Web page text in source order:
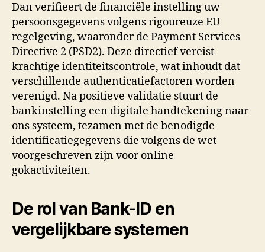
Dan verifieert de financiële instelling uw
persoonsgegevens volgens rigoureuze EU
regelgeving, waaronder de Payment Services
Directive 2 (PSD2). Deze directief vereist
krachtige identiteitscontrole, wat inhoudt dat
verschillende authenticatiefactoren worden
verenigd. Na positieve validatie stuurt de
bankinstelling een digitale handtekening naar
ons systeem, tezamen met de benodigde
identificatiegegevens die volgens de wet
voorgeschreven zijn voor online
gokactiviteiten.
De rol van Bank-ID en
vergelijkbare systemen